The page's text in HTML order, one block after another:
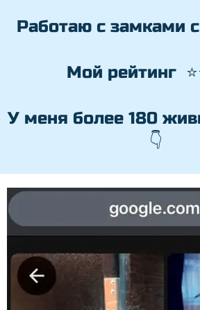
Работаю с замками
Мой рейтинг
У меня более 180
👇